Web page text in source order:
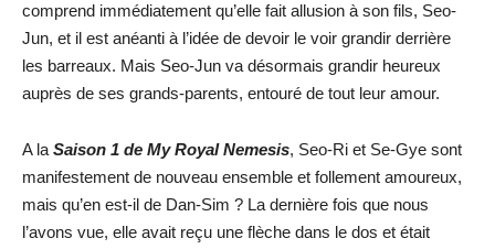
comprend immédiatement qu’elle fait allusion à son fils, Seo-
Jun, et il est anéanti à l’idée de devoir le voir grandir derrière
les barreaux. Mais Seo-Jun va désormais grandir heureux
auprès de ses grands-parents, entouré de tout leur amour.
A la Saison 1 de My Royal Nemesis, Seo-Ri et Se-Gye sont
manifestement de nouveau ensemble et follement amoureux,
mais qu’en est-il de Dan-Sim ? La dernière fois que nous
l’avons vue, elle avait reçu une flèche dans le dos et était